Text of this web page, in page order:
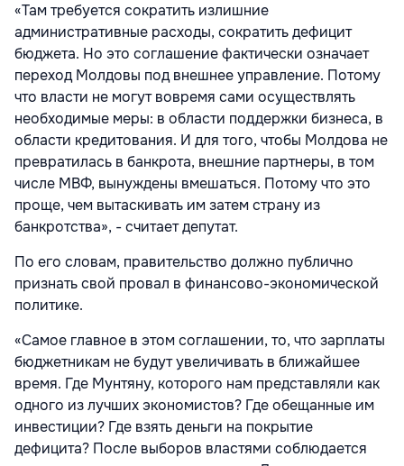
«Там требуется сократить излишние
административные расходы, сократить дефицит
бюджета. Но это соглашение фактически означает
переход Молдовы под внешнее управление. Потому
что власти не могут вовремя сами осуществлять
необходимые меры: в области поддержки бизнеса, в
области кредитования. И для того, чтобы Молдова не
превратилась в банкрота, внешние партнеры, в том
числе МВФ, вынуждены вмешаться. Потому что это
проще, чем вытаскивать им затем страну из
банкротства», - считает депутат.
По его словам, правительство должно публично
признать свой провал в финансово-экономической
политике.
«Самое главное в этом соглашении, то, что зарплаты
бюджетникам не будут увеличивать в ближайшее
время. Где Мунтяну, которого нам представляли как
одного из лучших экономистов? Где обещанные им
инвестиции? Где взять деньги на покрытие
дефицита? После выборов властями соблюдается